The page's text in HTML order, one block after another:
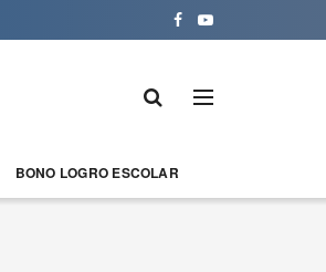
BONO LOGRO ESCOLAR